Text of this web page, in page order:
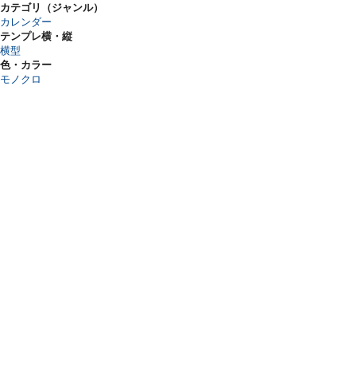
カテゴリ（ジャンル）
カレンダー
テンプレ横・縦
横型
色・カラー
モノクロ